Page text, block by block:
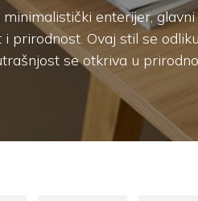
enterijer, glavni
prirodnost. Ovaj stil se
se otkriva u